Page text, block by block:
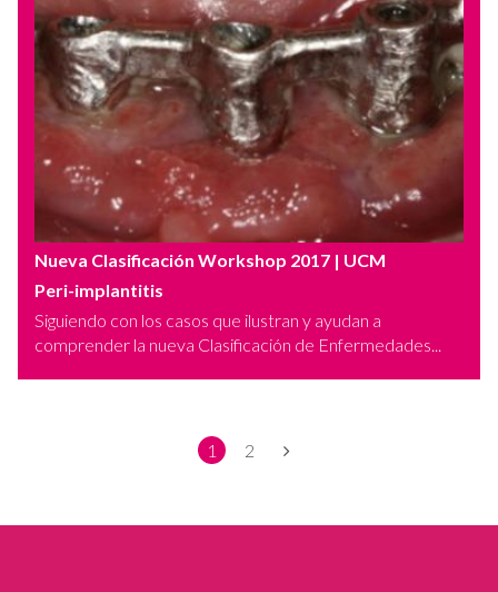
Nueva Clasificación Workshop 2017 | UCM
Peri-implantitis
Siguiendo con los casos que ilustran y ayudan a
comprender la nueva Clasificación de Enfermedades...
1 2